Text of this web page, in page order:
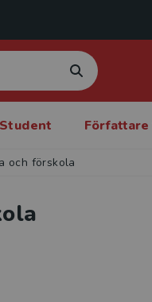
Student Författare
och förskola